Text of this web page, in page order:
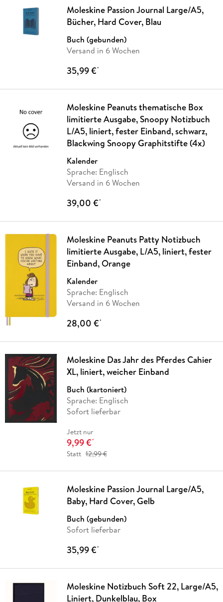
Moleskine Passion Journal Large/A5,
Bücher, Hard Cover, Blau
Buch (gebunden)
Versand in 6 Wochen
35,99 €*
Moleskine Peanuts thematische Box
limitierte Ausgabe, Snoopy Notizbuch
L/A5, liniert, fester Einband, schwarz,
Blackwing Snoopy Graphitstifte (4x)
Kalender
Sprache: Englisch
Versand in 6 Wochen
39,00 €*
Moleskine Peanuts Patty Notizbuch
limitierte Ausgabe, L/A5, liniert, fester
Einband, Orange
Kalender
Sprache: Englisch
Versand in 6 Wochen
28,00 €*
Moleskine Das Jahr des Pferdes Cahier
XL, liniert, weicher Einband
Buch (kartoniert)
Sprache: Englisch
Sofort lieferbar
Jetzt nur
9,99 €*
Statt 12,99 €
Moleskine Passion Journal Large/A5,
Baby, Hard Cover, Gelb
Buch (gebunden)
Sofort lieferbar
35,99 €*
Moleskine Notizbuch Soft 22, Large/A5,
Liniert, Dunkelblau, Box